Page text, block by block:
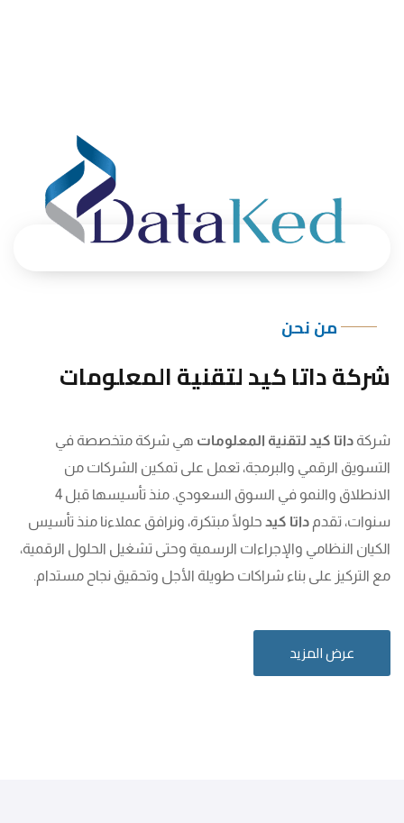
من نحن
شركة داتا كيد لتقنية المعلومات
شركة داتا كيد لتقنية المعلومات هي شركة متخصصة في
التسويق الرقمي والبرمجة، تعمل على تمكين الشركات من
الانطلاق والنمو في السوق السعودي. منذ تأسيسها قبل 4
سنوات، تقدم داتا كيد حلولًا مبتكرة، ونرافق عملاءنا منذ تأسيس
الكيان النظامي والإجراءات الرسمية وحتى تشغيل الحلول الرقمية،
مع التركيز على بناء شراكات طويلة الأجل وتحقيق نجاح مستدام.
عرض المزيد